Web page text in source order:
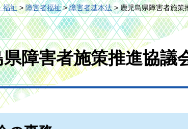
福祉>障害者福祉>障害者基本法> 鹿児島県障害者施策
障害者施策推進協議